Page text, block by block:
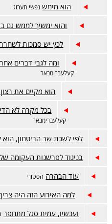
הוא מימש נפשי תערוג
והוא ימשיך לממש גם
לכץ יש סמכות
ומה לגבי דברים
קעלעברימבאר
הוא מקיים את
בכל מקרה לא
קעלעברימבאר
לפי לשכת שר הביטחון, הוא
בניגוד לפרשנות העקומה
עוד הבהרה הסטורי
למה האירוע הזה היה צריך
ועכשיו, עמית סגל מתחפר